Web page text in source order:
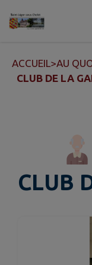
Contenu
ACCUEIL>AU
CLUB DE LA
CLUB